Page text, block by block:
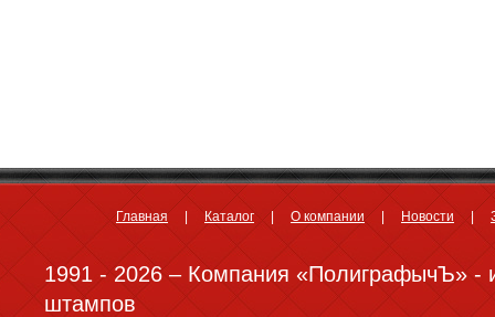
Главная Каталог О компании Новости
1991 - 2026 – Компания «ПолиграфычЪ» -
штампов